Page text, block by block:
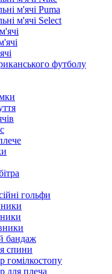
м'ячі Puma
м'ячі Select
футболу
гольфи
бандаж
спини
гомілкостопу
для плеча